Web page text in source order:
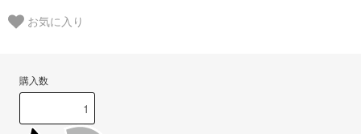
お気に入り
購入数